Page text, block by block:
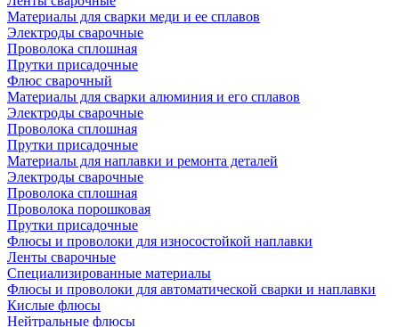
Материалы для сварки меди и ее сплавов
Электроды сварочные
Проволока сплошная
Прутки присадочные
Флюс сварочный
Материалы для сварки алюминия и его сплавов
Электроды сварочные
Проволока сплошная
Прутки присадочные
Материалы для наплавки и ремонта деталей
Электроды сварочные
Проволока сплошная
Проволока порошковая
Прутки присадочные
Флюсы и проволоки для износостойкой наплавки
Ленты сварочные
Специализированные материалы
Флюсы и проволоки для автоматической сварки и наплавки
Кислые флюсы
Нейтральные флюсы